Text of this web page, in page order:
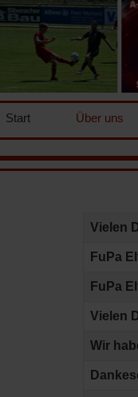
Start Über uns
Beiträge
Titel
Vielen
FuPa
FuPa
Vielen
Wir